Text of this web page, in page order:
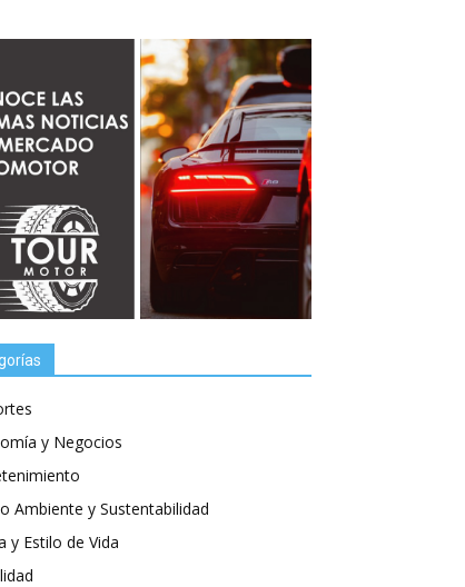
y Negocios
Ambiente y Sustentabilidad
y Estilo de Vida